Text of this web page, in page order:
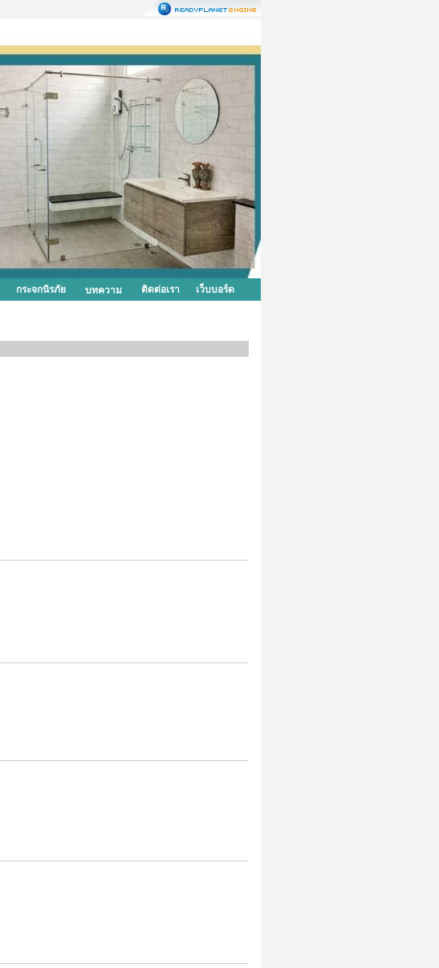
กระจกนิรภัย บทความ ติดต่อเรา เว็บบอร์ด